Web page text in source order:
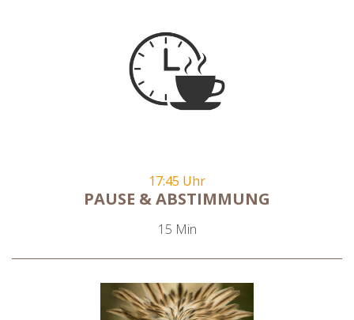
17:45 Uhr
PAUSE & ABSTIMMUNG
15 Min